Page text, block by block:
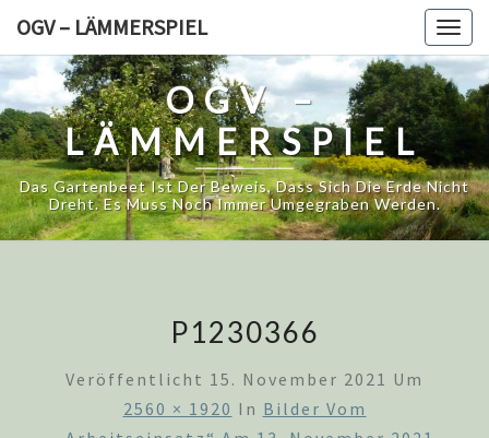
content
OGV – LÄMMERSPIEL
OGV –
LÄMMERSPIEL
Das Gartenbeet Ist Der Beweis, Dass Sich Die Erde Nicht
Dreht. Es Muss Noch Immer Umgegraben Werden.
P1230366
Veröffentlicht 15. November 2021 Um
2560 × 1920 In Bilder Vom